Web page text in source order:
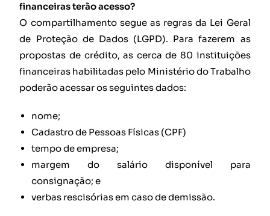
financeiras terão acesso?
O compartilhamento segue as regras da Lei Geral
de Proteção de Dados (LGPD). Para fazerem as
propostas de crédito, as cerca de 80 instituições
financeiras habilitadas pelo Ministério do Trabalho
poderão acessar os seguintes dados:
nome;
Cadastro de Pessoas Físicas (CPF)
tempo de empresa;
margem do salário disponível para
consignação; e
verbas rescisórias em caso de demissão.